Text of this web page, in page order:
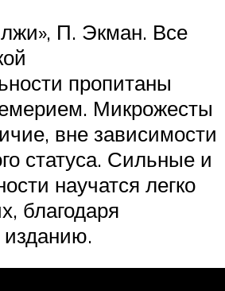
П. Экман. Все
пропитаны
Микрожесты
вне зависимости
статуса. Сильные и
научатся легко
благодаря